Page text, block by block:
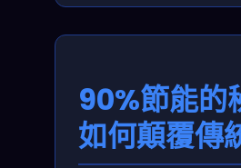
90%節能的
如何顛覆傳